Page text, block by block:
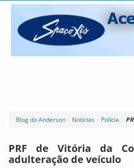
Blog do Anderson > Notícias > Polícia >
PRF de Vitória da
adulteração de veículo